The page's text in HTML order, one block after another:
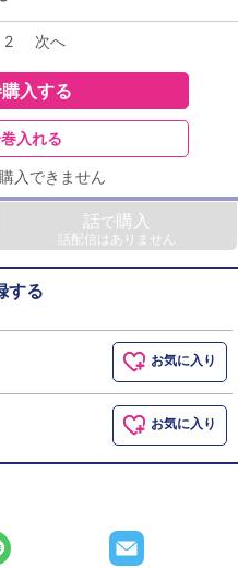
2 次へ
入する
入れる
入できません
話で購入
話配信はありません
する
お気に入り
お気に入り